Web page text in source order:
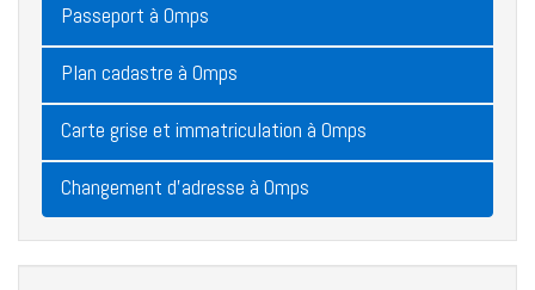
Passeport à Omps
Plan cadastre à Omps
Carte grise et immatriculation à Omps
Changement d'adresse à Omps